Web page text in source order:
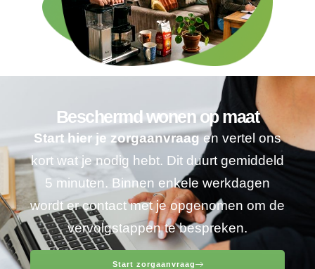
Beschermd wonen op maat
Start hier je zorgaanvraagen vertel ons
kort wat je nodig hebt. Dit duurt gemiddeld
5 minuten. Binnen enkele werkdagen
wordt er contact met je opgenomen om de
vervolgstappen te bespreken.
Start zorgaanvraag